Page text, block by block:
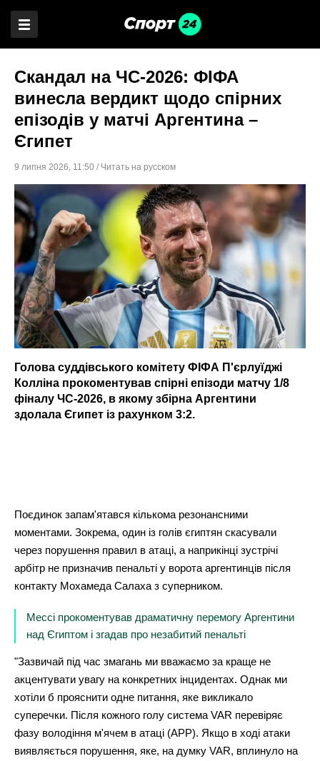
Скандал на ЧС-2026: ФІФА
винесла вердикт щодо спірних
епізодів у матчі Аргентина –
Єгипет
9 липня 2026, 11:50 / Читать на русском
Голова суддівського комітету ФІФА П'єрлуїджі
Колліна прокоментував спірні епізоди матчу 1/8
фіналу ЧС-2026, в якому збірна Аргентини
здолала Єгипет із рахунком 3:2.
Поєдинок запам'ятався кількома резонансними
моментами. Зокрема, один із голів єгиптян скасували
через порушення правил в атаці, а наприкінці зустрічі
арбітр не призначив пенальті у ворота аргентинців після
контакту Мохамеда Салаха з суперником.
Мессі прокоментував драматичну перемогу Аргентини
над Єгиптом і згадав про незабитий пенальті
"Зазвичай під час змагань ми вважаємо за краще не
акцентувати увагу на конкретних інцидентах. Однак ми
хотіли б прояснити одне питання, яке викликало
суперечки. Після кожного голу система VAR перевіряє
фазу володіння м'ячем в атаці (APP). Якщо в ході атаки
виявляється порушення, яке, на думку VAR, вплинуло на